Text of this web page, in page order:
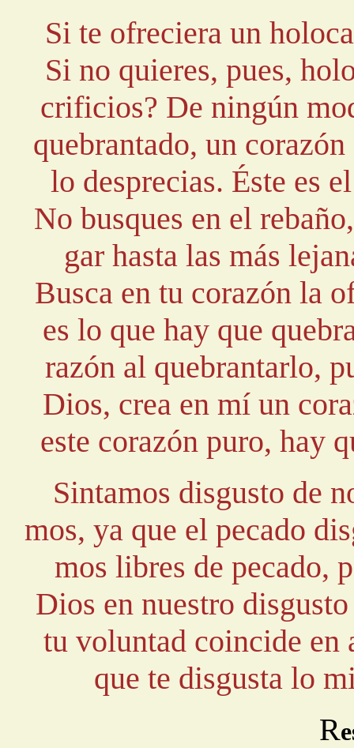
Si te ofreciera un
Si no quieres, pues,
crificios? De ningún
quebrantado, un
lo desprecias. Éste es
No busques en el
gar hasta las más
Busca en tu corazón la
es lo que hay que
razón al quebrantarlo,
Dios, crea en mí un
este corazón puro, hay
Sintamos disgusto de
mos, ya que el pecado
mos libres de pecado,
Dios en nuestro
tu voluntad coincide en
que te disgusta lo
R